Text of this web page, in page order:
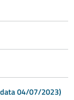
data 04/07/2023)